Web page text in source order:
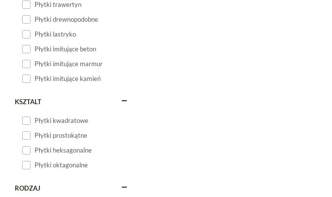
Płytki trawertyn
Płytki drewnopodobne
Płytki lastryko
Płytki imitujące beton
Płytki imitujące marmur
Płytki imitujące kamień
KSZTALT
Płytki kwadratowe
Płytki prostokątne
Płytki heksagonalne
Płytki oktagonalne
RODZAJ